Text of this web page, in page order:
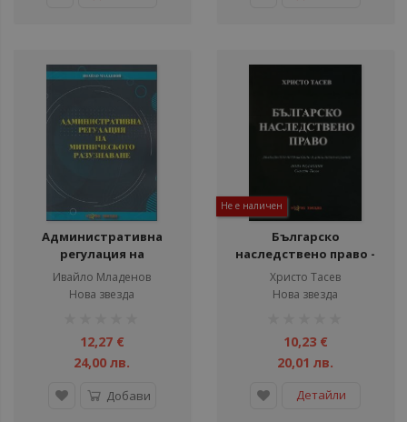
Административна
регулация на
митническото
разузнаване
Ивайло Младенов
Нова звезда
12,27 €
24,00 лв.
Добави
Не е наличен
Българско
наследствено право -
Христо Тасев - Нова
звезда
Христо Тасев
Нова звезда
10,23 €
20,01 лв.
Детайли